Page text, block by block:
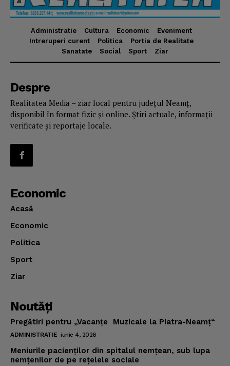
Administratie Cultura Economic
Eveniment
Intreruperi curent
Politica
Portia de Realitate
Sanatate
Social Sport Ziar
Despre
Realitatea Media – ziar local pentru județul Neamț,
disponibil în format fizic și online. Știri actuale, informații
verificate și reportaje locale.
Economic
Acasă
Economic
Politica
Sport
Ziar
Noutăţi
Pregătiri pentru „Vacanţe Muzicale la Piatra-Neamţ“
ADMINISTRATIE iunie 4, 2026
Meniurile pacienţilor din spitalul nemţean, sub lupa
nemţenilor de pe reţelele sociale